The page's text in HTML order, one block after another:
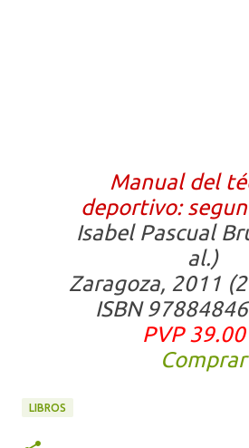
Manual del
deportivo:
Isabel Pascual
al.)
Zaragoza, 2011
ISBN
PVP
Comprar
LIBROS